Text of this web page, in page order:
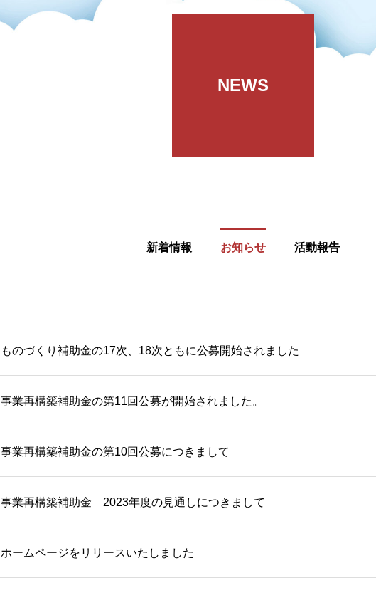
NEWS
新着情報 お知らせ 活動報告
ものづくり補助金の17次、18次ともに公募開始されました
事業再構築補助金の第11回公募が開始されました。
事業再構築補助金の第10回公募につきまして
事業再構築補助金 2023年度の見通しにつきまして
ホームページをリリースいたしました